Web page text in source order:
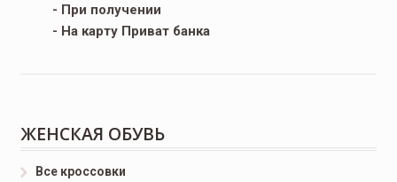
- При получении
- На карту Приват банка
ЖЕНСКАЯ ОБУВЬ
Все кроссовки